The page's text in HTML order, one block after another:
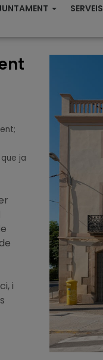
SERVEIS
ja
i